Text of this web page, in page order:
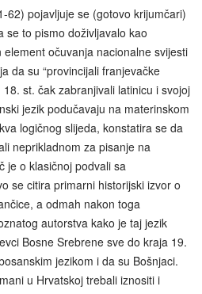
62) pojavljuje se (gotovo krijumčari)
se to pismo doživljavalo kao
očuvanja nacionalne svijesti
da su “provincijali franjevačke
st. čak zabranjivali latinicu i svojoj
jezik podučavaju na materinskom
logičnog slijeda, konstatira se da
neprikladnom za pisanje na
je o klasičnoj podvali sa
se citira primarni historijski izvor o
a odmah nakon toga
autorstva kako je taj jezik
Bosne Srebrene sve do kraja 19.
jezikom i da su Bošnjaci.
u Hrvatskoj trebali iznositi i